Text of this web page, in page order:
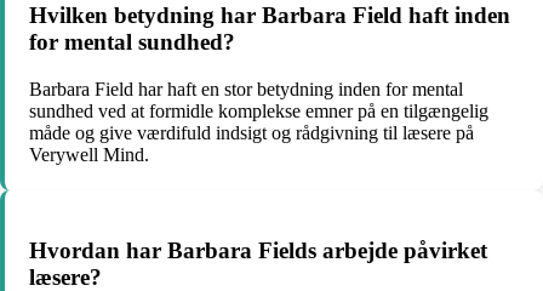
Hvilken betydning har Barbara Field haft inden
for mental sundhed?
Barbara Field har haft en stor betydning inden for mental
sundhed ved at formidle komplekse emner på en tilgængelig
måde og give værdifuld indsigt og rådgivning til læsere på
Verywell Mind.
Hvordan har Barbara Fields arbejde påvirket
læsere?